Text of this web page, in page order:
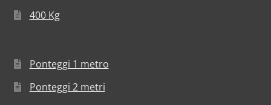
400 Kg
Ponteggi 1 metro
Ponteggi 2 metri